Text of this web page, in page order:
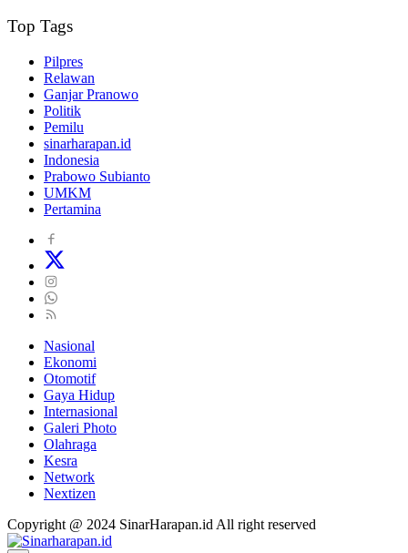
Top Tags
Pilpres
Relawan
Ganjar Pranowo
Politik
Pemilu
sinarharapan.id
Indonesia
Prabowo Subianto
UMKM
Pertamina
Nasional
Ekonomi
Otomotif
Gaya Hidup
Internasional
Galeri Photo
Olahraga
Kesra
Network
Nextizen
Copyright @ 2024 SinarHarapan.id All right reserved